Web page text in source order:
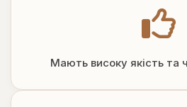
Мають високу якість та